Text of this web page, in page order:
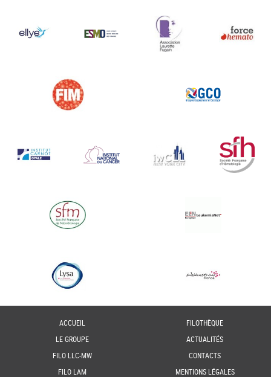
ACCUEIL
LE GROUPE
FILO LLC-MW
FILO LAM
FILOTHÈQUE
ACTUALITÉS
CONTACTS
MENTIONS LÉGALES